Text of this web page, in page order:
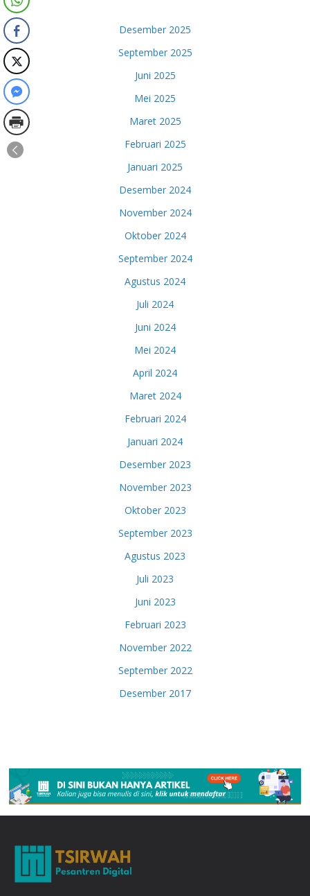
Desember 2025
September 2025
Juni 2025
Mei 2025
Maret 2025
Februari 2025
Januari 2025
Desember 2024
November 2024
Oktober 2024
September 2024
Agustus 2024
Juli 2024
Juni 2024
Mei 2024
April 2024
Maret 2024
Februari 2024
Januari 2024
Desember 2023
November 2023
Oktober 2023
September 2023
Agustus 2023
Juli 2023
Juni 2023
Februari 2023
November 2022
September 2022
Desember 2017